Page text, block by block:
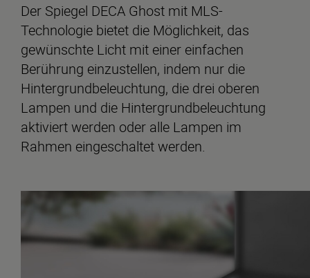
Der Spiegel DECA Ghost mit MLS-
Technologie bietet die Möglichkeit, das
gewünschte Licht mit einer einfachen
Berührung einzustellen, indem nur die
Hintergrundbeleuchtung, die drei oberen
Lampen und die Hintergrundbeleuchtung
aktiviert werden oder alle Lampen im
Rahmen eingeschaltet werden.